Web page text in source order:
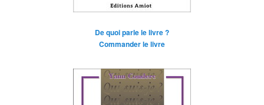
De quoi parle le livre ?
Commander le livre